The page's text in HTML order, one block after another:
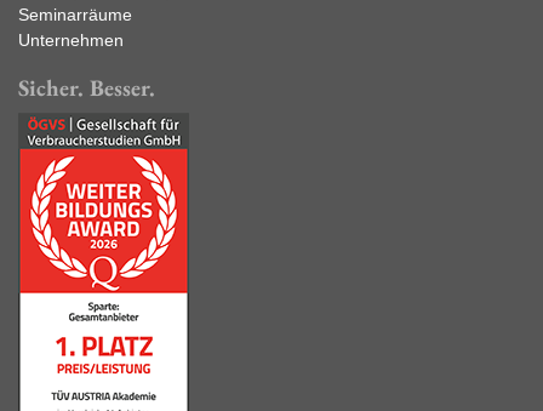
Seminarräume
Unternehmen
Sicher. Besser.